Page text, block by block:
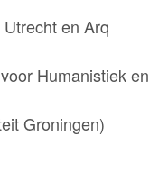
en Arq
Humanistiek en
Groningen)